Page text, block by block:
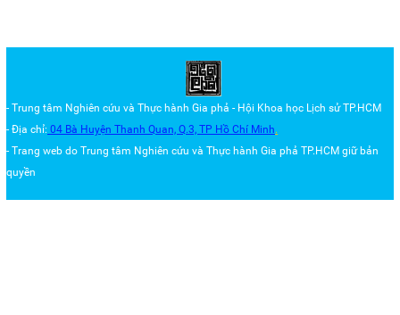
- Trung tâm Nghiên cứu và Thực hành Gia phả - Hội Khoa học Lịch sử TP.HCM
- Địa chỉ: 04 Bà Huyện Thanh Quan, Q.3, TP Hồ Chí Minh.
- Trang web do Trung tâm Nghiên cứu và Thực hành Gia phả TP.HCM giữ bản
quyền